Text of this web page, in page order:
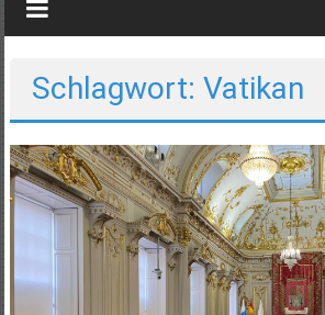
die
Kanarischen
Inseln
Schlagwort: Vatikan